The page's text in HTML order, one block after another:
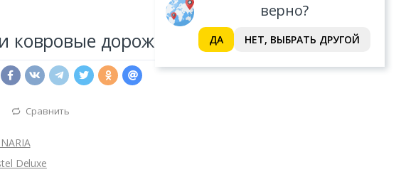
верно?
ДА НЕТ, ВЫБРАТЬ ДРУГОЙ
ковровые дорожки PASIONARIA
Сравнить
Deluxe